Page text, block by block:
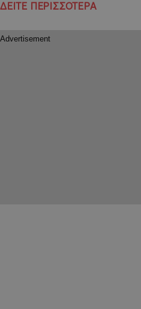
ΔΕΙΤΕ ΠΕΡΙΣΣΟΤΕΡΑ